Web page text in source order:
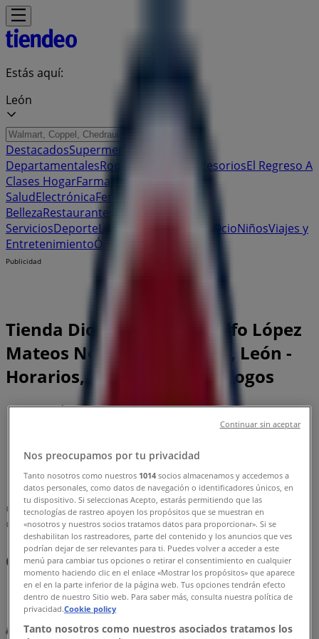
Estás aquí:
León
DestacadosSupermercados
DepartamentalesRopa, Zapatos y AccesoriosEl Regreso A
Clases HogarFarmacias y
SaludElectrónicaFerreterías
BellezaRestaurantes
ServiciosDeporteLibrerías y Papelerías OcioNiñosViajes y
EntretenimientoÓpticas
Publicidad
Tienda Dickies | Blvd. Adolfo López
Mateos No. esq. Lib. Norte, León -
Horarios, Teléfonos y Catálogos
Tiendeo en León»
Ofertas de Ropa, Zapatos y Accesorios en León»
Norte
Mapa
(477) 711-24 04 y 19
Mapa
(477) 711-24 04 y 19
Ofertas de Dickies en León
Nos preocupamos por tu privacidad
Tanto nosotros como nuestros 1014 socios almacenamos y accedemos a
datos personales, como datos de navegación o identificadores únicos, en
tu dispositivo. Si seleccionas Acepto, estarás permitiendo que las
tecnologías de rastreo apoyen los propósitos que se muestran en
«nosotros y nuestros socios tratamos datos para proporcionar». Si se
deshabilitan los rastreadores, parte del contenido y los anuncios que ves
podrían dejar de ser relevantes para ti. Puedes volver a acceder a este
menú para cambiar tus opciones o retirar el consentimiento en cualquier
momento haciendo clic en el enlace «Mostrar los propósitos» que aparece
en el en la parte inferior de la página web. Tus opciones tendrán efecto
dentro de nuestro Sitio web. Para saber más, consulta nuestra política de
privacidad.Cookie policy
Tanto nosotros como nuestros asociados tratamos los
Continuar sin aceptar